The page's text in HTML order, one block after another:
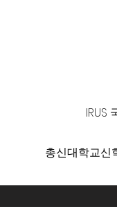
IRUS
총신대학교신